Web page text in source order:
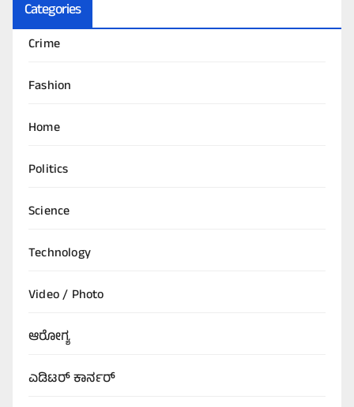
Categories
Crime
Fashion
Home
Politics
Science
Technology
Video / Photo
ಆರೋಗ್ಯ
ಎಡಿಟರ್‌ ಕಾರ್ನರ್